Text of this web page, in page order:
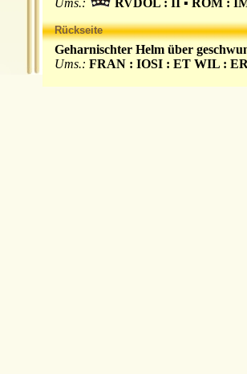
Ums.:
RVDOL : II ▪ ROM :
Rückseite
Geharnischter Helm über
Ums.: FRAN : IOSI : ET WIL :